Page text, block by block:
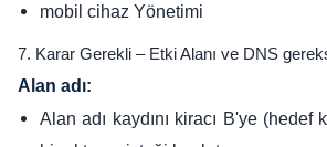
mobil cihaz Yönetimi
7. Karar Gerekli – Etki Alanı ve DNS
Alan adı:
Alan adı kaydını kiracı B'ye (hedef